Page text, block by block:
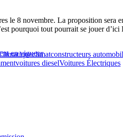
le 8 novembre. La proposition sera
pourquoi tout pourrait se jouer
en vigueur
climatconstructeurs
voitures dieselVoitures Électriques